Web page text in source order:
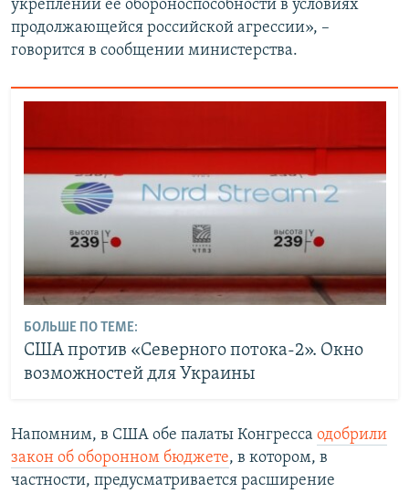
укреплении ее обороноспособности в условиях
продолжающейся российской агрессии», –
говорится в сообщении министерства.
БОЛЬШЕ ПО ТЕМЕ:
США против «Северного потока-2». Окно
возможностей для Украины
Напомним, в США обе палаты Конгресса одобрили
закон об оборонном бюджете, в котором, в
частности, предусматривается расширение